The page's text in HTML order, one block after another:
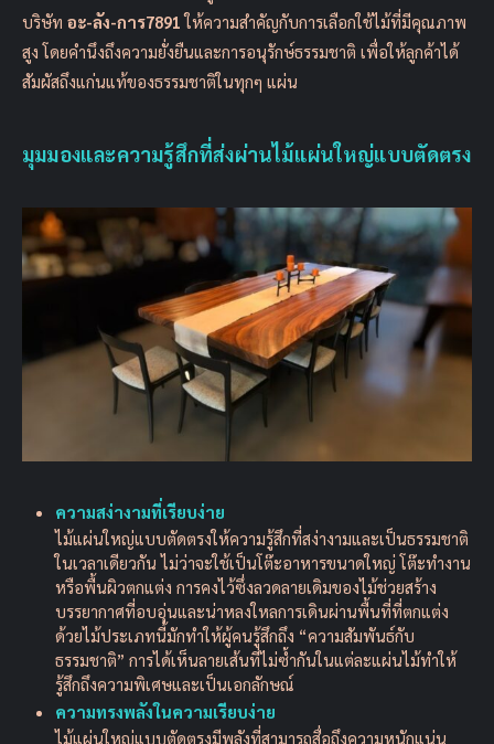
บริษัท อะ-ลัง-การ7891ให้ความสำคัญกับการเลือกใช้ไม้ที่มีคุณภาพ
สูง โดยคำนึงถึงความยั่งยืนและการอนุรักษ์ธรรมชาติ เพื่อให้ลูกค้าได้
สัมผัสถึงแก่นแท้ของธรรมชาติในทุกๆ แผ่น
มุมมองและความรู้สึกที่ส่งผ่านไม้แผ่นใหญ่แบบตัดตรง
ความสง่างามที่เรียบง่าย
ไม้แผ่นใหญ่แบบตัดตรงให้ความรู้สึกที่สง่างามและเป็นธรรมชาติ
ในเวลาเดียวกัน ไม่ว่าจะใช้เป็นโต๊ะอาหารขนาดใหญ่ โต๊ะทำงาน
หรือพื้นผิวตกแต่ง การคงไว้ซึ่งลวดลายเดิมของไม้ช่วยสร้าง
บรรยากาศที่อบอุ่นและน่าหลงใหลการเดินผ่านพื้นที่ที่ตกแต่ง
ด้วยไม้ประเภทนี้มักทำให้ผู้คนรู้สึกถึง “ความสัมพันธ์กับ
ธรรมชาติ” การได้เห็นลายเส้นที่ไม่ซ้ำกันในแต่ละแผ่นไม้ทำให้
รู้สึกถึงความพิเศษและเป็นเอกลักษณ์
ความทรงพลังในความเรียบง่าย
ไม้แผ่นใหญ่แบบตัดตรงมีพลังที่สามารถสื่อถึงความหนักแน่น